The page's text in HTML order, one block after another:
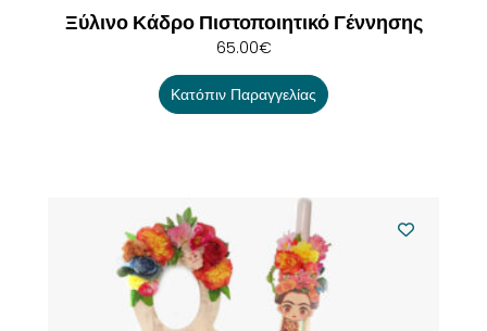
Ξύλινο Κάδρο Πιστοποιητικό Γέννησης
65.00€
Κατόπιν Παραγγελίας